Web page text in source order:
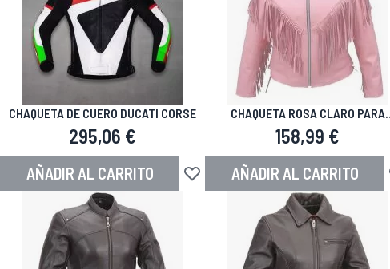
CHAQUETA DE CUERO DUCATI CORSE
295,06 €
AÑADIR AL CARRITO Añadir a la Lista de Deseos
CHAQUETA ROSA CLARO PARA
MUJERES CON FLECOS
158,99 €
AÑADIR AL CARRITO